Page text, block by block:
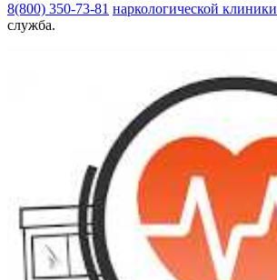
8(800) 350-73-81 наркологической клиники
служба.